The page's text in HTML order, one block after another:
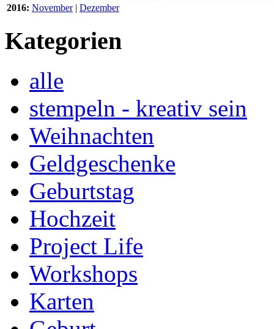
2016: November| Dezember
Kategorien
alle
stempeln - kreativ sein
Weihnachten
Geldgeschenke
Geburtstag
Hochzeit
Project Life
Workshops
Karten